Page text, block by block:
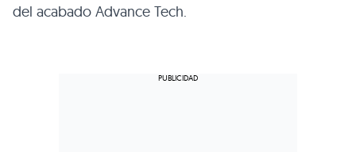
del acabado Advance Tech.